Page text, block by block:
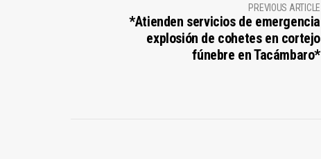
PREVIOUS ARTICLE
*Atienden servicios de emergencia
explosión de cohetes en cortejo
fúnebre en Tacámbaro*